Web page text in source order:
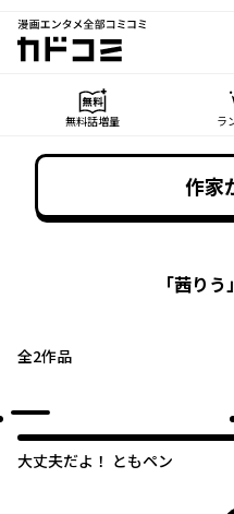
漫画エンタメ全部コミコミ
カドコミ
無料話増量 ラ
作家
「茜りう
全2作品
大丈夫だよ！ ともペン